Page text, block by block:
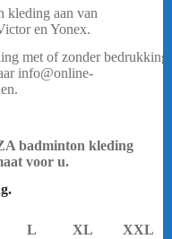
kleding aan van
en Yonex.
met of zonder bedrukking
info@online-
badminton kleding
voor u.
L XL XXL